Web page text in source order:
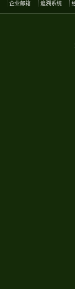
企业邮箱 追溯系统